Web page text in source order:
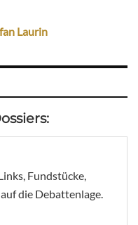
Laurin
Fundstücke,
die Debattenlage.